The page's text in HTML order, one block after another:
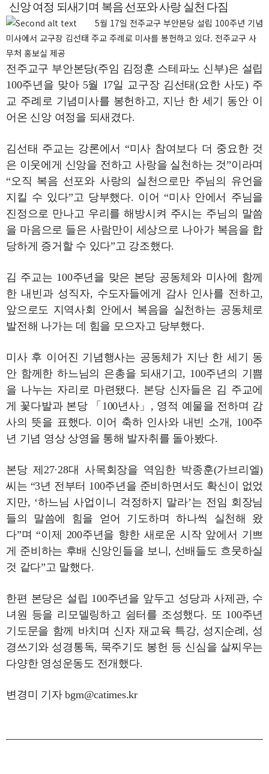
신앙 여정 되새기며 복음 선포와 사랑 실천 다짐
5월 17일 전주교구 부안본당 설립 100주년 기념
미사에서 교구장 김선태 주교 주례로 미사를 봉헌하고 있다. 전주교구 사
무처 홍보실 제공
전주교구 부안본당(주임 김정훈 스테파노 신부)은 설립
100주년을 맞아 5월 17일 교구장 김선태(요한 사도) 주
교 주례로 기념미사를 봉헌하고, 지난 한 세기 동안 이
어온 신앙 여정을 되새겼다.
김선태 주교는 강론에서 “미사 참여보다 더 중요한 것
은 이웃에게 신앙을 전하고 사랑을 실천하는 것”이라며
“오직 복음 선포와 사랑의 실천으로만 주님의 유언을
지킬 수 있다”고 당부했다. 이어 “미사 안에서 주님을
진정으로 만나고 우리를 해방시켜 주시는 주님의 말씀
을 마음으로 들은 사람만이 세상으로 나아가 복음을 합
당하게 증거할 수 있다”고 강조했다.
김 주교는 100주년을 맞은 본당 공동체와 미사에 함께
한 내빈과 성직자, 수도자들에게 감사 인사를 전하고,
앞으로도 지역사회 안에서 복음을 실천하는 공동체로
발전해 나가는 데 힘을 모으자고 당부했다.
미사 후 이어진 기념행사는 공동체가 지난 한 세기 동
안 함께한 하느님의 은총을 되새기고, 100주년의 기쁨
을 나누는 자리로 마련됐다. 본당 신자들은 김 주교에
게 꽃다발과 본당 「100년사」, 영적 예물을 전하며 감
사의 뜻을 표했다. 이어 축하 인사와 내빈 소개, 100주
년 기념 영상 상영을 통해 발자취를 돌아봤다.
본당 제27·28대 사목회장을 역임한 박종훈(가브리엘)
씨는 “3년 전부터 100주년을 준비하면서도 확신이 없었
지만, ‘하느님 사업이니 걱정하지 말라’는 전임 회장님
들의 말씀에 힘을 얻어 기도하며 하나씩 실천해 왔
다”며 “이제 200주년을 향한 새로운 시작 앞에서 기쁘
게 준비하는 후배 신앙인들을 보니, 선배들도 흐뭇하실
것 같다”고 말했다.
한편 본당은 설립 100주년을 앞두고 성당과 사제관, 수
녀원 등을 리모델링하고 쉼터를 조성했다. 또 100주년
기도문을 함께 바치며 신자 재교육 특강, 성지순례, 성
경쓰기와 성경통독, 묵주기도 봉헌 등 신심을 살찌우는
다양한 영성운동도 전개했다.
변경미 기자 bgm@catimes.kr